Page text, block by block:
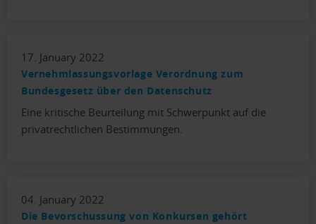
17. January 2022
Vernehmlassungsvorlage Verordnung zum
Bundesgesetz über den Datenschutz
Eine kritische Beurteilung mit Schwerpunkt auf die
privatrechtlichen Bestimmungen.
04. January 2022
Die Bevorschussung von Konkursen gehört